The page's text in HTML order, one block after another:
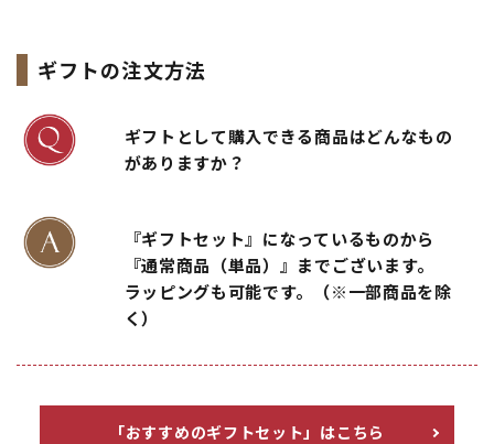
ギフトの注文方法
ギフトとして購入できる商品はどんなもの
がありますか？
『ギフトセット』になっているものから
『通常商品（単品）』までございます。
ラッピングも可能です。（※一部商品を除
く）
「おすすめのギフトセット」はこちら